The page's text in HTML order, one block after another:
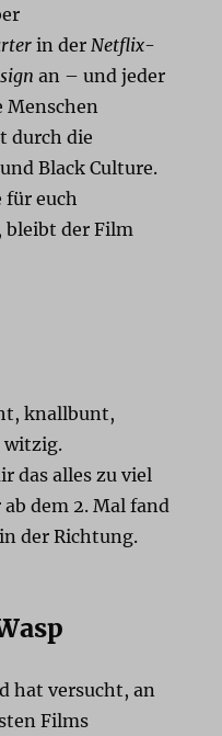
in der Netflix-
an – und jeder
Menschen
durch die
Black Culture.
für euch
bleibt der Film
knallbunt,
witzig.
das alles zu viel
dem 2. Mal fand
der Richtung.
hat versucht, an
Films